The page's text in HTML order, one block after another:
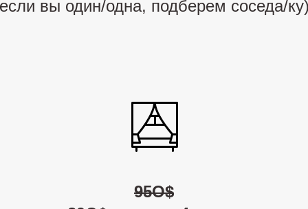
вы один/одна, подберем соседа/
95О$